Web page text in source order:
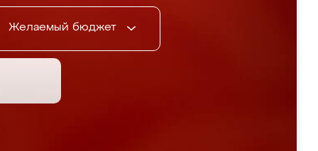
Желаемый бюджет